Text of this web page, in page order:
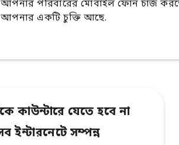
আপনার পরিবারের মোবাইল ফোন চার্জ
আপনার একটি চুক্তি আছে.
কাউন্টারে যেতে হবে না
ইন্টারনেটে সম্পন্ন